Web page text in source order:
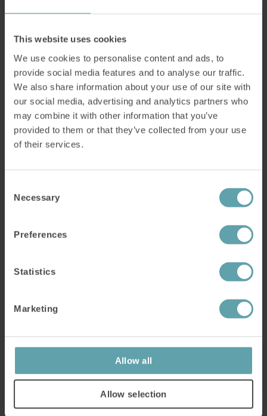
This website uses cookies
We use cookies to personalise content and ads, to
provide social media features and to analyse our traffic.
We also share information about your use of our site with
our social media, advertising and analytics partners who
may combine it with other information that you’ve
provided to them or that they’ve collected from your use
of their services.
Selection
Necessary
Preferences
Statistics
Marketing
Allow all
Allow selection
– Men så forsvant den plutselig.
I dag har Ulrika fortsatt andre symptomer fra
tiden med covid, men klumpfølelsen er borte –
en brikke i puslespillet på veien til tilbake til en
minste håpet jeg på det. Og det gjorde det
– Nå har jeg klumpfølelsen under kontroll, og jeg
klumpen i halsen og ikke måtte harke
SUSANNA A, VERIFISERT KUNDE.